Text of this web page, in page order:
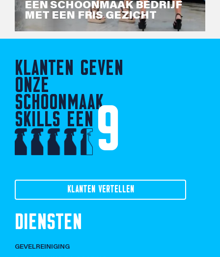
EEN SCHOONMAAK BEDRIJF
MET EEN FRIS GEZICHT
KLANTEN GEVEN
ONZE
SCHOONMAAK
SKILLS EEN 9
KLANTEN VERTELLEN
DIENSTEN
GEVELREINIGING